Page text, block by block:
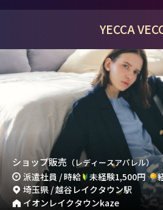
YECCA
ショップ販売 （レディースアパレル）
派遣社員 / 時給 未経験1,500円
埼玉県 / 越谷レイクタウン駅
イオンレイクタウンkaze